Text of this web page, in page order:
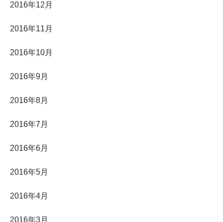
2016年12月
2016年11月
2016年10月
2016年9月
2016年8月
2016年7月
2016年6月
2016年5月
2016年4月
2016年3月